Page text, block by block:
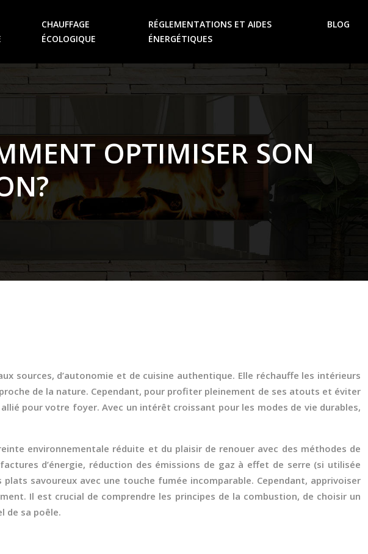
CHAUFFAGE
ÉCOLOGIQUE
RÉGLEMENTATIONS ET AIDES
ÉNERGÉTIQUES
BLOG
OPTIMISER SON
sources, d’autonomie et de cuisine authentique. Elle réchauffe les intérieurs
de la nature. Cependant, pour profiter pleinement de ses atouts et éviter
pour votre foyer. Avec un intérêt croissant pour les modes de vie durables,
environnementale réduite et du plaisir de renouer avec des méthodes de
d’énergie, réduction des émissions de gaz à effet de serre (si utilisée
savoureux avec une touche fumée incomparable. Cependant, apprivoiser
Il est crucial de comprendre les principes de la combustion, de choisir un
de sa poêle.